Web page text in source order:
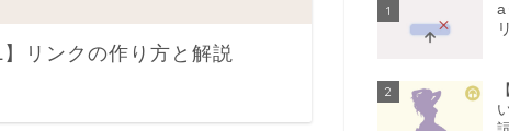
】リンクの作り方と解説
1
a
2